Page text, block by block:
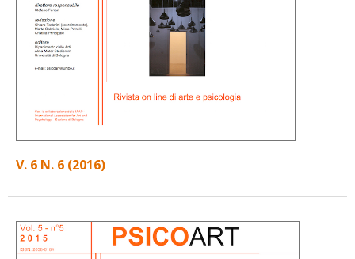
V. 6 N. 6 (2016)